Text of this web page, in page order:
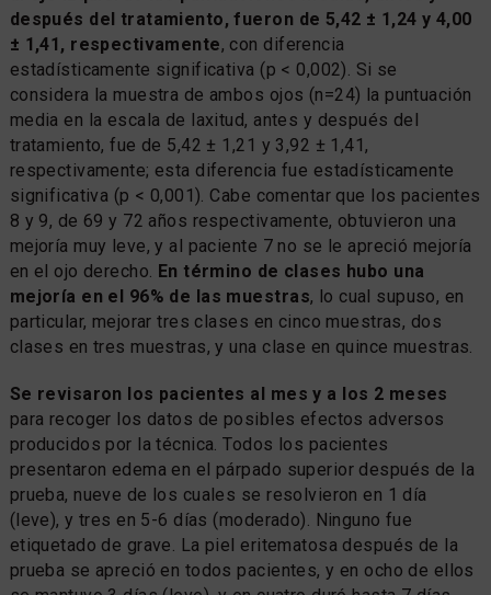
después del tratamiento, fueron de 5,42 ± 1,24 y 4,00
± 1,41, respectivamente, con diferencia
estadísticamente significativa (p < 0,002). Si se
considera la muestra de ambos ojos (n=24) la puntuación
media en la escala de laxitud, antes y después del
tratamiento, fue de 5,42 ± 1,21 y 3,92 ± 1,41,
respectivamente; esta diferencia fue estadísticamente
significativa (p < 0,001). Cabe comentar que los pacientes
8 y 9, de 69 y 72 años respectivamente, obtuvieron una
mejoría muy leve, y al paciente 7 no se le apreció mejoría
en el ojo derecho. En término de clases hubo una
mejoría en el 96% de las muestras, lo cual supuso, en
particular, mejorar tres clases en cinco muestras, dos
clases en tres muestras, y una clase en quince muestras.
Se revisaron los pacientes al mes y a los 2 meses
para recoger los datos de posibles efectos adversos
producidos por la técnica. Todos los pacientes
presentaron edema en el párpado superior después de la
prueba, nueve de los cuales se resolvieron en 1 día
(leve), y tres en 5-6 días (moderado). Ninguno fue
etiquetado de grave. La piel eritematosa después de la
prueba se apreció en todos pacientes, y en ocho de ellos